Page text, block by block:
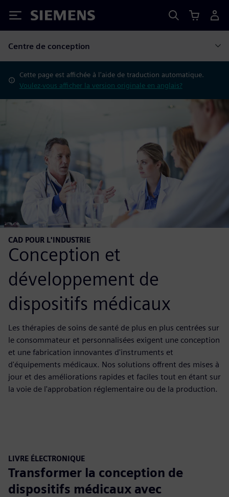
Siemens
Centre de conception
Cette page est affichée à l'aide de traduction automatique.
Voulez-vous afficher la version originale en anglais?
CAD POUR L'INDUSTRIE
Conception et
développement de
dispositifs médicaux
Les thérapies de soins de santé de plus en plus centrées sur
le consommateur et personnalisées exigent une conception
et une fabrication innovantes d'instruments et
d'équipements médicaux. Nos solutions offrent des mises à
jour et des améliorations rapides et faciles tout en étant sur
la voie de l'approbation réglementaire ou de la production.
LIVRE ÉLECTRONIQUE
Transformer la conception de
dispositifs médicaux avec